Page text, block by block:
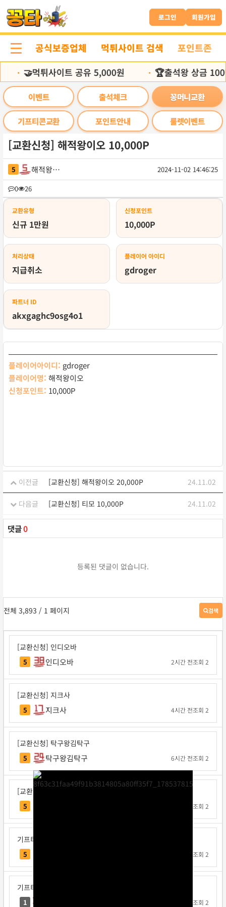
문
로
로그인 회원가입
공식보증업체 먹튀사이트 검색 포인트존
🤝먹튀사이트 공유 5,000원 🏆출석왕 상금 100
이벤트 출석체크 꽁머니교환
기프티콘교환 포인트안내 룰렛이벤트
[교환신청] 해적왕이오 10,000P
5 해적왕등장
2024-11-02 14:46:25
0
26
록
교환유형
신규 1만원
신청포인트
10,000P
처리상태
지급취소
플레이어 아이디
gdroger
파트너 ID
akxgaghc9osg4o1
플레이어아이디: gdroger
플레이어명: 해적왕이오
신청포인트: 10,000P
이전글 [교환신청] 해적왕이오 20,000P 24.11.02
다음글 [교환신청] 티모 10,000P 24.11.02
댓글0
등록된 댓글이 없습니다.
전체 3,893 / 1 페이지 검색
게
판
검
[교환신청] 인디오바
5 인디오바 2시간 전조회 2
[교환신청] 지크사
5 지크사 4시간 전조회 2
[교환신청] 탁구왕김탁구
5 탁구왕김탁구 6시간 전조회 2
[교환신청] 베리독
5 조회 2
기프티콘 교환신청
5 조회 2
기프티콘 교환신청
1 조회 2